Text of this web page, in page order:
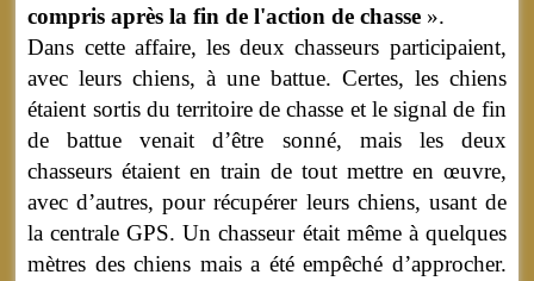
compris après la fin de l'action de chasse ».
Dans cette affaire, les deux chasseurs participaient,
avec leurs chiens, à une battue. Certes, les chiens
étaient sortis du territoire de chasse et le signal de fin
de battue venait d’être sonné, mais les deux
chasseurs étaient en train de tout mettre en œuvre,
avec d’autres, pour récupérer leurs chiens, usant de
la centrale GPS. Un chasseur était même à quelques
mètres des chiens mais a été empêché d’approcher.